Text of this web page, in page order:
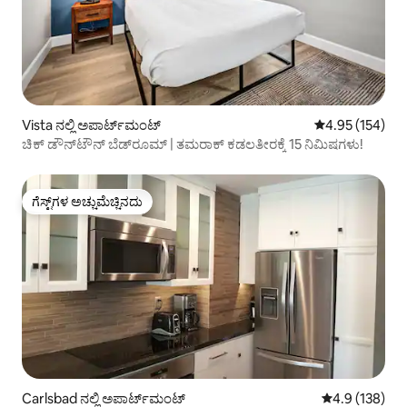
Vista ನಲ್ಲಿ ಅಪಾರ್ಟ್‌ಮಂಟ್ 5 ರಲ್ಲಿ 4.95
4.95 (154)
ಚಿಕ್ ಡೌನ್‌ಟೌನ್ ಬೆಡ್‌ರೂಮ್ | ತಮರಾಕ್ ಕಡಲತೀರಕ್ಕೆ 15 ನಿಮಿಷಗಳು!
ಗೆಸ್ಟ್‌ಗಳ ಅಚ್ಚುಮೆಚ್ಚಿನದು
ಗೆಸ್ಟ್‌ಗಳ ಅಚ್ಚುಮೆಚ್ಚಿನದು
Carlsbad ನಲ್ಲಿ ಅಪಾರ್ಟ್‌ಮಂಟ್ 5 ರಲ್ಲಿ 4.9
4.9 (138)